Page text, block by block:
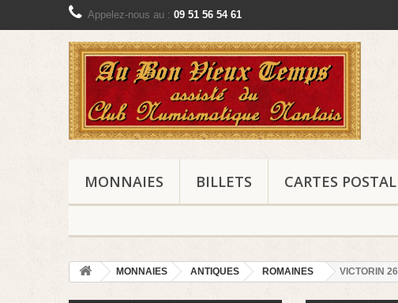
Appelez-nous au : 09 51 56 54 61
MONNAIES BILLETS CARTES
MONNAIES ANTIQUES ROMAINES VICTORIN